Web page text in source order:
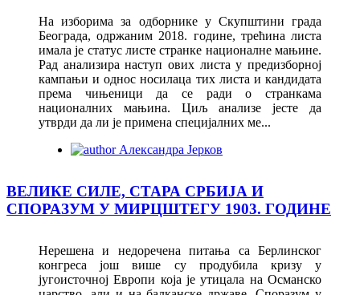
На изборима за одборнике у Скупштини града
Београда, одржаним 2018. године, трећина листа
имала је статус листе странке националне мањине.
Рад анализира наступ ових листа у предизборној
кампањи и однос носилаца тих листа и кандидата
према чињеници да се ради о странкама
националних мањина. Циљ анализе јесте да
утврди да ли је примена специјалних ме...
Александра Јерков
ВЕЛИКЕ СИЛЕ, СТАРА СРБИЈА И
СПОРАЗУМ У МИРЦШТЕГУ 1903. ГОДИНЕ
Нерешена и недоречена питања са Берлинског
конгреса још више су продубила кризу у
југоисточној Европи која је утицала на Османско